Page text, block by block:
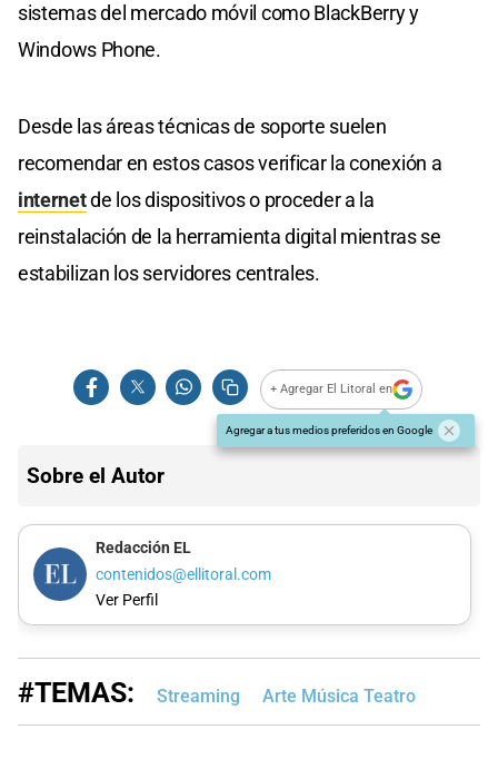
sistemas del mercado móvil como BlackBerry y
Windows Phone.
Desde las áreas técnicas de soporte suelen
recomendar en estos casos verificar la conexión a
internetde los dispositivos o proceder a la
reinstalación de la herramienta digital mientras se
estabilizan los servidores centrales.
+ Agregar El Litoral en
Agregar a tus medios preferidos en Google
Sobre el Autor
Redacción EL
contenidos@ellitoral.com
Ver Perfil
#TEMAS: Streaming Arte Música Teatro